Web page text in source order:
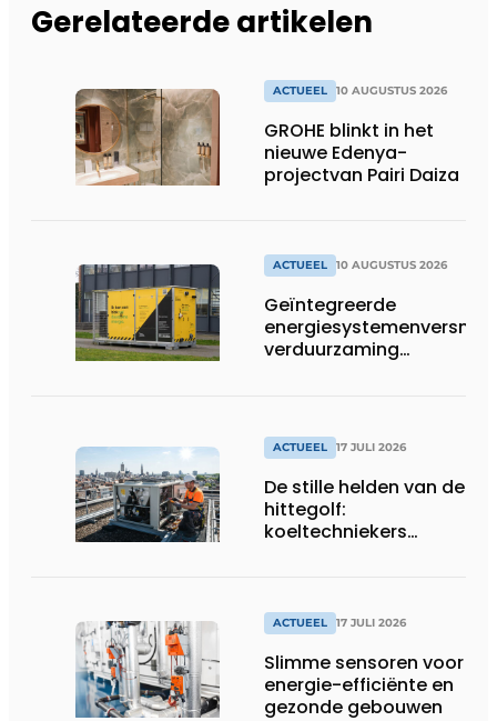
Gerelateerde artikelen
ACTUEEL 10 AUGUSTUS 2026
GROHE blinkt in het
nieuwe Edenya-
projectvan Pairi Daiza
ACTUEEL 10 AUGUSTUS 2026
Geïntegreerde
verduurzaming
ACTUEEL 17 JULI 2026
De stille helden van de
hittegolf:
koeltechniekers
productiebedrijven
draaiende
ACTUEEL 17 JULI 2026
Slimme sensoren voor
energie-efficiënte en
gezonde gebouwen